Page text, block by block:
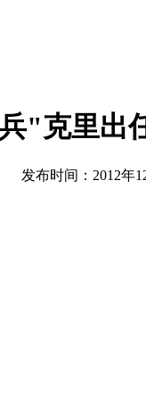
"克里出
发布时间：2012年